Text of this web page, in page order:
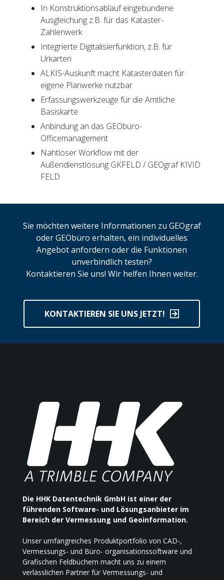
In Konstruktionsablauf eingebundene
Ausgleichung z.B. für das Kataster-
Zahlenwerk
Integrierte Digitalisierfunktion, z.B. für
Urkarten
ALKIS-Auskunft macht Katasterdaten für
eigene Planwerke nutzbar
Erfassungswerkzeuge für die Amtliche
Basiskarte
Anbindung an das GEObüro-
Officemanagement
Nahtloser Workflow mit der
Außendienstlösung GKFELD / GEOgraf KIVID
FELD
Sie möchten weitere Informationen zu GEOgraf
oder GEObüro erhalten, ein individuelles
Angebot anfordern oder die Funktionen
unverbindlich testen?
Kontaktieren Sie uns! Wir helfen Ihnen weiter.
KONTAKTIEREN SIE UNS JETZT!
Die HHK Datentechnik GmbH ist einer der
führenden Software- und Lösungsanbieter im
Bereich der Vermessung und Geoinformation.
Unser umfangreiches Produktportfolio von CAD-,
Vermessungs- und Büro- organisationssoftware und
Grafischen Feldbüchern macht uns zu einem
verlässlichen Partner für Vermessungs- und